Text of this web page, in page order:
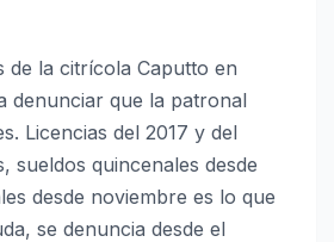
de la citrícola Caputto en
denunciar que la patronal
Licencias del 2017 y del
sueldos quincenales desde
desde noviembre es lo que
se denuncia desde el